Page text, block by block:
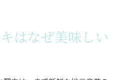
贅沢なひとときを
はなぜ美味しい